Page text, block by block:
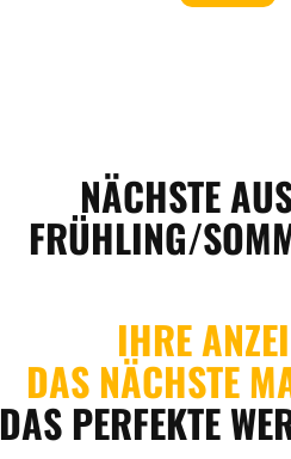
NÄCHSTE
FRÜHLING/
IHRE
DAS NÄCHSTE
DAS PERFEKTE